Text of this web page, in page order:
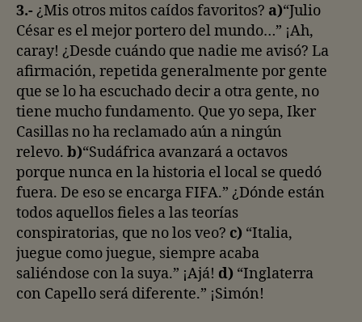
3.- ¿Mis otros mitos caídos favoritos? a)“Julio
César es el mejor portero del mundo…” ¡Ah,
caray! ¿Desde cuándo que nadie me avisó? La
afirmación, repetida generalmente por gente
que se lo ha escuchado decir a otra gente, no
tiene mucho fundamento. Que yo sepa, Iker
Casillas no ha reclamado aún a ningún
relevo. b)“Sudáfrica avanzará a octavos
porque nunca en la historia el local se quedó
fuera. De eso se encarga FIFA.” ¿Dónde están
todos aquellos fieles a las teorías
conspiratorias, que no los veo? c) “Italia,
juegue como juegue, siempre acaba
saliéndose con la suya.” ¡Ajá! d) “Inglaterra
con Capello será diferente.” ¡Simón!